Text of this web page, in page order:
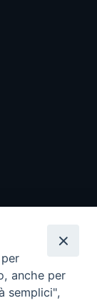
anche per
semplici",